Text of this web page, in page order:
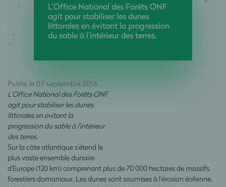
L’Office National des Forêts ONF
agit pour stabiliser les dunes
littorales en évitant la progression
du sable à l’intérieur des terres.
Publié le 07 septembre 2016
L’Office National des Forêts ONF
agit pour stabiliser les dunes
littorales en évitant la
progression du sable à l’intérieur
des terres.
Sur la côte atlantique s’étend le
plus vaste ensemble dunaire
d’Europe (120 km) comprenant plus de 70 000 hectares de massifs
forestiers domaniaux. Les dunes sont soumises à l’érosion éolienne.